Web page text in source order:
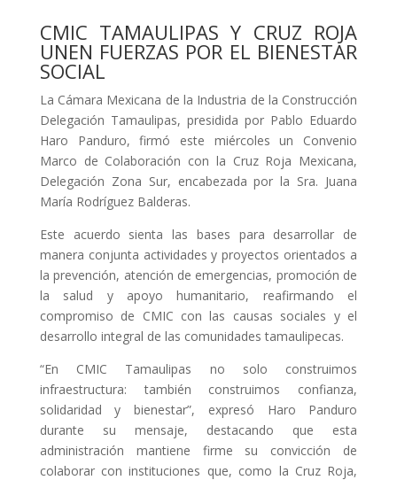
CMIC TAMAULIPAS Y CRUZ ROJA
UNEN FUERZAS POR EL BIENESTAR
SOCIAL
La Cámara Mexicana de la Industria de la Construcción
Delegación Tamaulipas, presidida por Pablo Eduardo
Haro Panduro, firmó este miércoles un Convenio
Marco de Colaboración con la Cruz Roja Mexicana,
Delegación Zona Sur, encabezada por la Sra. Juana
María Rodríguez Balderas.
Este acuerdo sienta las bases para desarrollar de
manera conjunta actividades y proyectos orientados a
la prevención, atención de emergencias, promoción de
la salud y apoyo humanitario, reafirmando el
compromiso de CMIC con las causas sociales y el
desarrollo integral de las comunidades tamaulipecas.
“En CMIC Tamaulipas no solo construimos
infraestructura: también construimos confianza,
solidaridad y bienestar”, expresó Haro Panduro
durante su mensaje, destacando que esta
administración mantiene firme su convicción de
colaborar con instituciones que, como la Cruz Roja,